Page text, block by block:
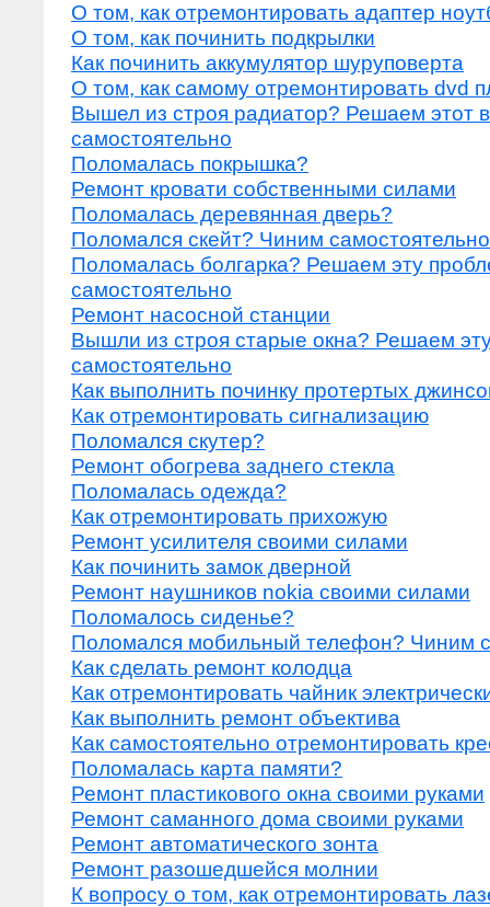
О том, как отремонтировать адаптер
О том, как починить подкрылки
Как починить аккумулятор шуруповерта
О том, как самому отремонтировать dvd
Вышел из строя радиатор? Решаем этот
самостоятельно
Поломалась покрышка?
Ремонт кровати собственными силами
Поломалась деревянная дверь?
Поломался скейт? Чиним самостоятельно
Поломалась болгарка? Решаем эту
самостоятельно
Ремонт насосной станции
Вышли из строя старые окна? Решаем
самостоятельно
Как выполнить починку протертых
Как отремонтировать сигнализацию
Поломался скутер?
Ремонт обогрева заднего стекла
Поломалась одежда?
Как отремонтировать прихожую
Ремонт усилителя своими силами
Как починить замок дверной
Ремонт наушников nokia своими силами
Поломалось сиденье?
Поломался мобильный телефон? Чиним
Как сделать ремонт колодца
Как отремонтировать чайник
Как выполнить ремонт объектива
Как самостоятельно отремонтировать
Поломалась карта памяти?
Ремонт пластикового окна своими руками
Ремонт саманного дома своими руками
Ремонт автоматического зонта
Ремонт разошедшейся молнии
К вопросу о том, как отремонтировать